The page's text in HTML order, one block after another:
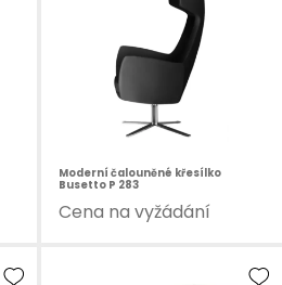
Moderní čalouněné křesílko
Busetto P 283
Cena na vyžádání